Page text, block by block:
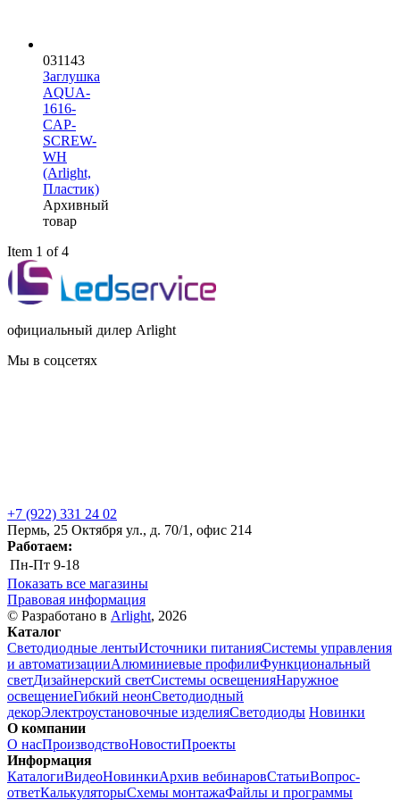
031143
Заглушка
AQUA-
1616-
CAP-
SCREW-
WH
(Arlight,
Пластик)
Архивный
товар
Item 1 of 4
официальный дилер Arlight
Мы в соцсетях
+7 (922) 331 24 02
Пермь, 25 Октября ул., д. 70/1, офис 214
Работаем:
Пн-Пт 9-18
Показать все магазины
Правовая информация
© Разработано в Arlight, 2026
Каталог
Светодиодные лентыИсточники питанияСистемы управления
и автоматизацииАлюминиевые профилиФункциональный
светДизайнерский светСистемы освещенияНаружное
освещениеГибкий неонСветодиодный
декорЭлектроустановочные изделияСветодиоды Новинки
О компании
О насПроизводствоНовостиПроекты
Информация
КаталогиВидеоНовинкиАрхив вебинаровСтатьиВопрос-
ответКалькуляторыСхемы монтажаФайлы и программы